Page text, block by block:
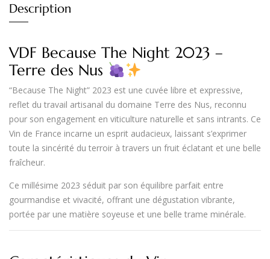
Description
VDF Because The Night 2023 –
Terre des Nus
“Because The Night” 2023 est une cuvée libre et expressive,
reflet du travail artisanal du domaine Terre des Nus, reconnu
pour son engagement en viticulture naturelle et sans intrants. Ce
Vin de France incarne un esprit audacieux, laissant s’exprimer
toute la sincérité du terroir à travers un fruit éclatant et une belle
fraîcheur.
Ce millésime 2023 séduit par son équilibre parfait entre
gourmandise et vivacité, offrant une dégustation vibrante,
portée par une matière soyeuse et une belle trame minérale.